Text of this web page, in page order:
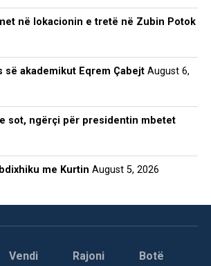
në lokacionin e tretë në Zubin Potok
akademikut Eqrem Çabejt August 6,
sot, ngërçi për presidentin mbetet
me Kurtin August 5, 2026
Vendi Rajoni Botë